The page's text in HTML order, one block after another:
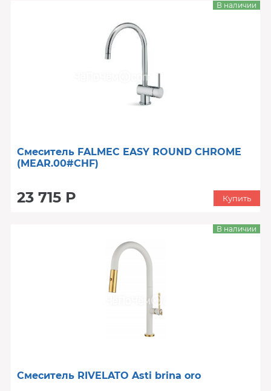
Смеситель FALMEC EASY ROUND CHROME
(MEAR.00#CHF)
23 715 Р
В наличии
Купить
Смеситель RIVELATO Asti brina oro
В наличии